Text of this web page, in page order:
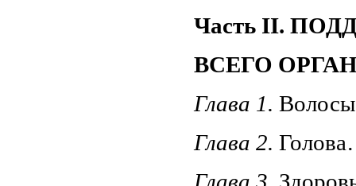
Часть II.
ВСЕГО
Глава 1.
Глава 2.